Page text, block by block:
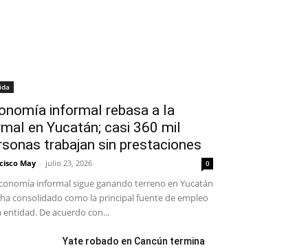
informal rebasa a la
en Yucatán; casi 360 mil
trabajan sin prestaciones
May - julio 23, 2026 0
informal sigue ganando terreno en Yucatán
consolidado como la principal fuente de empleo
entidad. De acuerdo con...
Yate robado en Cancún termina